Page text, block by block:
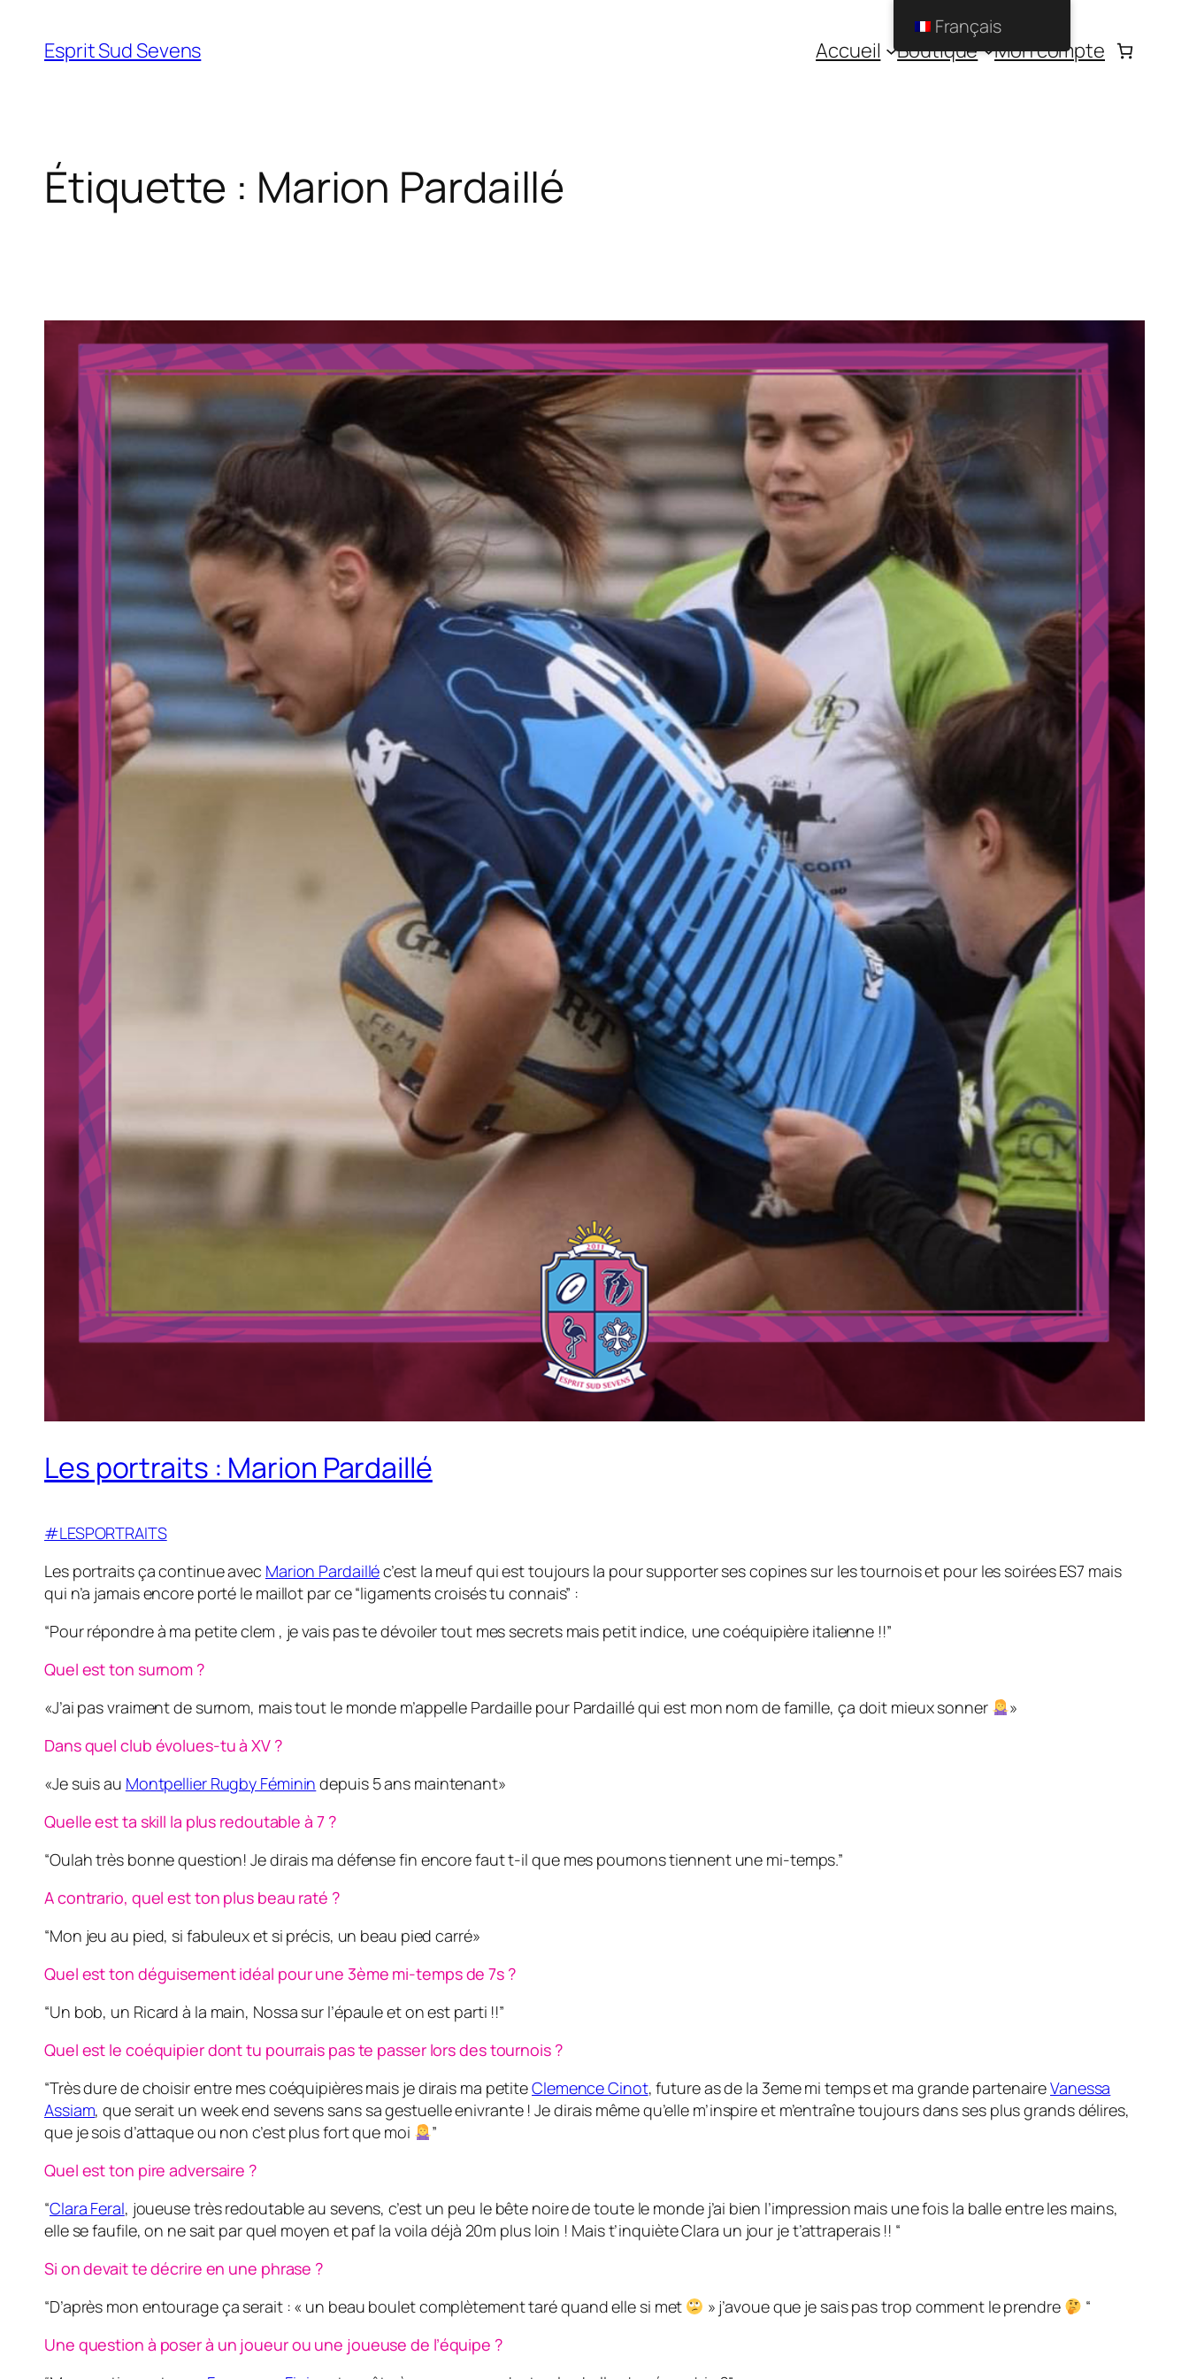
Esprit Sud Sevens Accueil Boutique Mon compte
Étiquette : Marion Pardaillé
Les portraits : Marion Pardaillé
#LESPORTRAITS
Les portraits ça continue avec Marion Pardailléc’est la meuf qui est toujours la pour supporter ses copines sur les tournois et pour les soirées ES7 mais
qui n’a jamais encore porté le maillot par ce “ligaments croisés tu connais” :
“Pour répondre à ma petite clem , je vais pas te dévoiler tout mes secrets mais petit indice, une coéquipière italienne !!”
Quel est ton surnom ?
«J’ai pas vraiment de surnom, mais tout le monde m’appelle Pardaille pour Pardaillé qui est mon nom de famille, ça doit mieux sonner
»
Dans quel club évolues-tu à XV ?
«Je suis au Montpellier Rugby Féminin depuis 5 ans maintenant»
Quelle est ta skill la plus redoutable à 7 ?
“Oulah très bonne question! Je dirais ma défense fin encore faut t-il que mes poumons tiennent une mi-temps.”
A contrario, quel est ton plus beau raté ?
“Mon jeu au pied, si fabuleux et si précis, un beau pied carré»
Quel est ton déguisement idéal pour une 3ème mi-temps de 7s ?
“Un bob, un Ricard à la main, Nossa sur l’épaule et on est parti !!”
Quel est le coéquipier dont tu pourrais pas te passer lors des tournois ?
“Très dure de choisir entre mes coéquipières mais je dirais ma petiteClemence Cinot, future as de la 3eme mi temps et ma grande partenaireVanessa
Assiam, que serait un week end sevens sans sa gestuelle enivrante ! Je dirais même qu’elle m’inspire et m’entraîne toujours dans ses plus grands délires,
que je sois d’attaque ou non c’est plus fort que moi
”
Quel est ton pire adversaire ?
“Clara Feral, joueuse très redoutable au sevens, c’est un peu le bête noire de toute le monde j’ai bien l’impression mais une fois la balle entre les mains,
elle se faufile, on ne sait par quel moyen et paf la voila déjà 20m plus loin ! Mais t’inquiète Clara un jour je t’attraperais !! “
Si on devait te décrire en une phrase ?
“D’après mon entourage ça serait : « un beau boulet complètement taré quand elle si met
» j’avoue que je sais pas trop comment le prendre
“
Une question à poser à un joueur ou une joueuse de l’équipe ?
Français